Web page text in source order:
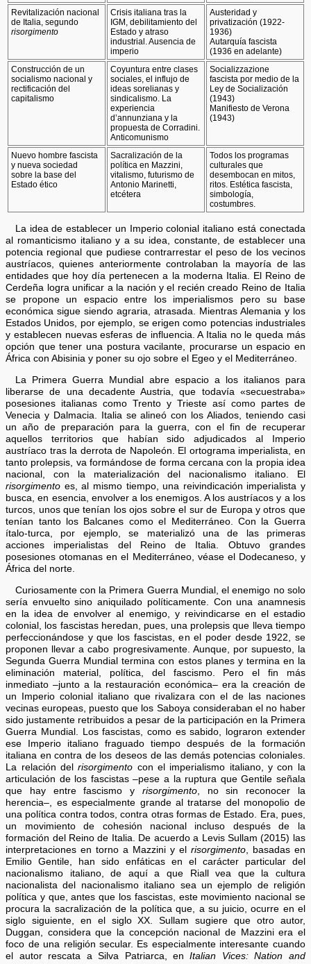
Revitalización nacional
de Italia, segundo
risorgimento
Crisis italiana tras la
IGM, debilitamiento del
Estado y atraso
industrial. Ausencia de
imperio
Austeridad y
privatización (1922-
1936)
Autarquía fascista
(1936 en adelante)
Construcción de un
socialismo nacional y
rectificación del
capitalismo
Coyuntura entre clases
sociales, el influjo de
ideas sorelianas y
sindicalismo. La
experiencia
d’annunziana y la
propuesta de Corradini.
Anticomunismo
Socializzazione
fascista por medio de la
Ley de Socialización
(1943)
Manifiesto de Verona
(1943)
Nuevo hombre fascista
y nueva sociedad
sobre la base del
Estado ético
Sacralización de la
política en Mazzini,
vitalismo, futurismo de
Antonio Marinetti,
etcétera
Todos los programas
culturales que
desembocan en mitos,
ritos. Estética fascista,
simbología,
costumbres.
La idea de establecer un Imperio colonial italiano está conectada
al romanticismo italiano y a su idea, constante, de establecer una
potencia regional que pudiese contrarrestar el peso de los vecinos
austríacos, quienes anteriormente controlaban la mayoría de las
entidades que hoy día pertenecen a la moderna Italia. El Reino de
Cerdeña logra unificar a la nación y el recién creado Reino de Italia
se propone un espacio entre los imperialismos pero su base
económica sigue siendo agraria, atrasada. Mientras Alemania y los
Estados Unidos, por ejemplo, se erigen como potencias industriales
y establecen nuevas esferas de influencia. A Italia no le queda más
opción que tener una postura vacilante, procurarse un espacio en
África con Abisinia y poner su ojo sobre el Egeo y el Mediterráneo.
La Primera Guerra Mundial abre espacio a los italianos para
liberarse de una decadente Austria, que todavía «secuestraba»
posesiones italianas como Trento y Trieste así como partes de
Venecia y Dalmacia. Italia se alineó con los Aliados, teniendo casi
un año de preparación para la guerra, con el fin de recuperar
aquellos territorios que habían sido adjudicados al Imperio
austríaco tras la derrota de Napoleón. El ortograma imperialista, en
tanto prolepsis, va formándose de forma cercana con la propia idea
nacional, con la materialización del nacionalismo italiano. El
risorgimento es, al mismo tiempo, una reivindicación imperialista y
busca, en esencia, envolver a los enemigos. A los austríacos y a los
turcos, unos que tenían los ojos sobre el sur de Europa y otros que
tenían tanto los Balcanes como el Mediterráneo. Con la Guerra
ítalo-turca, por ejemplo, se materializó una de las primeras
acciones imperialistas del Reino de Italia. Obtuvo grandes
posesiones otomanas en el Mediterráneo, véase el Dodecaneso, y
África del norte.
Curiosamente con la Primera Guerra Mundial, el enemigo no solo
sería envuelto sino aniquilado políticamente. Con una anamnesis
en la idea de envolver al enemigo, y reivindicarse en el estadio
colonial, los fascistas heredan, pues, una prolepsis que lleva tiempo
perfeccionándose y que los fascistas, en el poder desde 1922, se
proponen llevar a cabo progresivamente. Aunque, por supuesto, la
Segunda Guerra Mundial termina con estos planes y termina en la
eliminación material, política, del fascismo. Pero el fin más
inmediato –junto a la restauración económica– era la creación de
un Imperio colonial italiano que rivalizara con el de las naciones
vecinas europeas, puesto que los Saboya consideraban el no haber
sido justamente retribuidos a pesar de la participación en la Primera
Guerra Mundial. Los fascistas, como es sabido, lograron extender
ese Imperio italiano fraguado tiempo después de la formación
italiana en contra de los deseos de las demás potencias coloniales.
La relación delrisorgimento con el imperialismo italiano, y con la
articulación de los fascistas –pese a la ruptura que Gentile señala
que hay entre fascismo y risorgimento, no sin reconocer la
herencia–, es especialmente grande al tratarse del monopolio de
una política contra todos, contra otras formas de Estado. Era, pues,
un movimiento de cohesión nacional incluso después de la
formación del Reino de Italia. De acuerdo a Levis Sullam (2015) las
interpretaciones en torno a Mazzini y el risorgimento, basadas en
Emilio Gentile, han sido enfáticas en el carácter particular del
nacionalismo italiano, de aquí a que Riall vea que la cultura
nacionalista del nacionalismo italiano sea un ejemplo de religión
política y que, antes que los fascistas, este movimiento nacional se
procura la sacralización de la política que, a su juicio, ocurre en el
siglo siguiente, en el siglo XX. Sullam sugiere que otro autor,
Duggan, considera que la concepción nacional de Mazzini era el
foco de una religión secular. Es especialmente interesante cuando
el autor rescata a Silva Patriarca, enItalian Vices: Nation and